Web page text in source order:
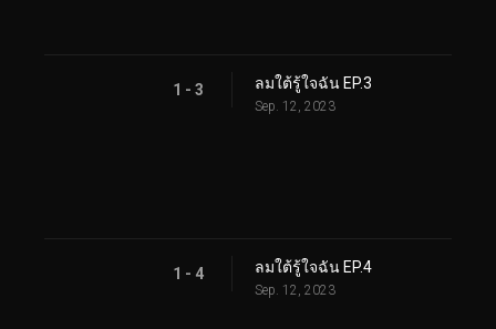
1 - 3 ลมใต้รู้ใจฉัน EP.3
Sep. 12, 2023
1 - 4 ลมใต้รู้ใจฉัน EP.4
Sep. 12, 2023